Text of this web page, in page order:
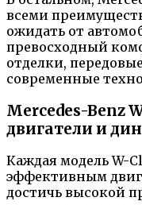
всеми
ожидать от
превосходный
отделки,
современные
Mercedes-Benz
двигатели и
Каждая модель W-
эффективным
достичь высокой